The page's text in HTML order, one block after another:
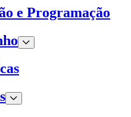
e Programação